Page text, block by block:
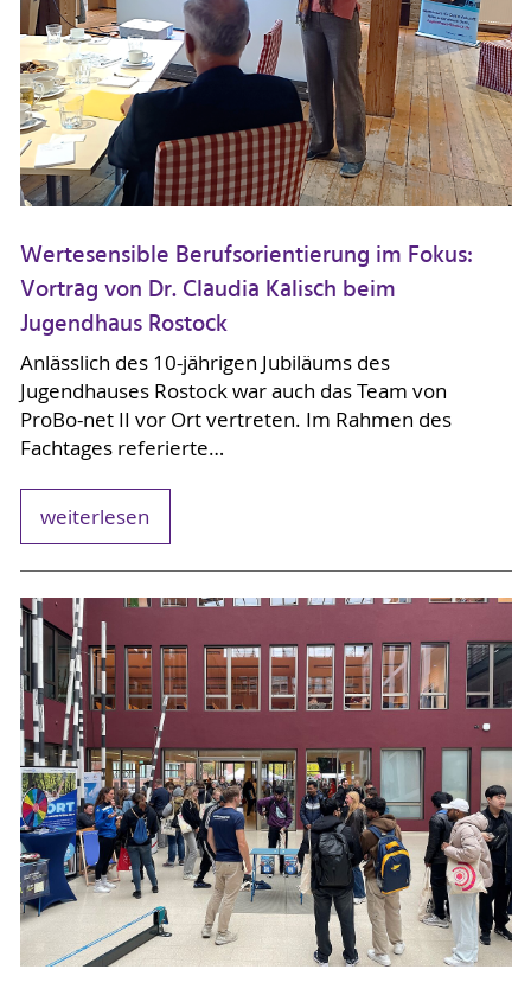
Wertesensible Berufsorientierung im Fokus:
Vortrag von Dr. Claudia Kalisch beim
Jugendhaus Rostock
Anlässlich des 10-jährigen Jubiläums des
Jugendhauses Rostock war auch das Team von
ProBo-net II vor Ort vertreten. Im Rahmen des
Fachtages referierte…
weiterlesen